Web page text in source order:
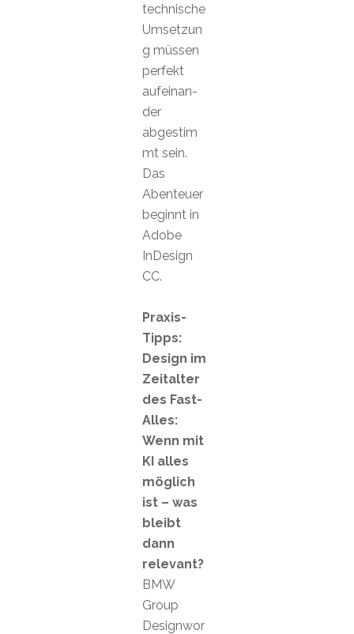
technische
Umsetzun
g müssen
perfekt
aufeinan-
der
abgestim
mt sein.
Das
Abenteuer
beginnt in
Adobe
InDesign
CC.
Praxis-
Tipps:
Design im
Zeitalter
des Fast-
Alles:
Wenn mit
KI alles
möglich
ist – was
bleibt
dann
relevant?
BMW
Group
Designwor